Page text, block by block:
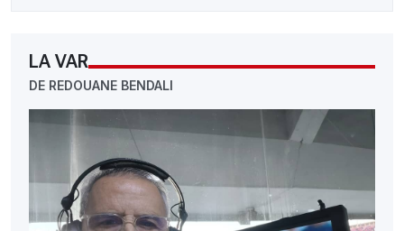
LA VAR
DE REDOUANE BENDALI